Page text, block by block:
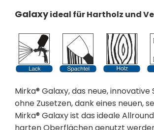
Galaxyideal für Hartholz und
Mirka® Galaxy, das neue,
ohne Zusetzen, dank eines neuen,
Mirka® Galaxy ist das ideale